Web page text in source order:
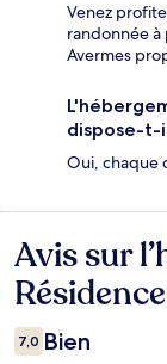
Venez
randonnée à
Avermes
dispose-t-
Oui, chaque
Avis
Avis sur
7,0 Bien